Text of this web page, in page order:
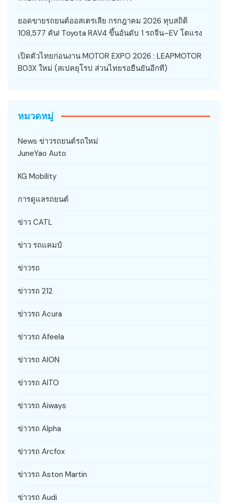
ยอดขายรถยนต์ออสเตรเลีย กรกฎาคม 2026 ทุบสถิติ
108,577 คัน! Toyota RAV4 ขึ้นอันดับ 1 รถจีน–EV โตแรง
เปิดตัวไทยก่อนงาน MOTOR EXPO 2026 : LEAPMOTOR
B03X ใหม่ (สเปคยุโรป ส่วนไทยรอยืนยันอีกที)
หมวดหมู่
News ข่าวรถยนต์รถใหม่
JuneYao Auto
KG Mobility
การดูแลรถยนต์
ข่าว CATL
ข่าว รถแคมป์
ข่าวรถ
ข่าวรถ 212
ข่าวรถ Acura
ข่าวรถ Afeela
ข่าวรถ AION
ข่าวรถ AITO
ข่าวรถ Aiways
ข่าวรถ Alpha
ข่าวรถ Arcfox
ข่าวรถ Aston Martin
ข่าวรถ Audi